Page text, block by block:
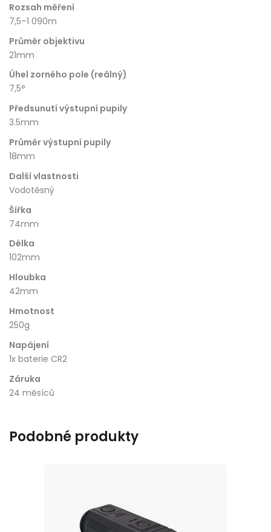
Rozsah měření
7,5–1 090m
Průměr objektivu
21mm
Úhel zorného pole (reálný)
7,5°
Předsunutí výstupní pupily
3.5mm
Průměr výstupní pupily
18mm
Další vlastnosti
Vodotěsný
Šířka
74mm
Délka
102mm
Hloubka
42mm
Hmotnost
250g
Napájení
1x baterie CR2
Záruka
24 měsíců
Podobné produkty